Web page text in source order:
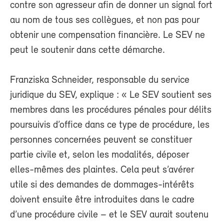
contre son agresseur afin de donner un signal fort
au nom de tous ses collègues, et non pas pour
obtenir une compensation financière. Le SEV ne
peut le soutenir dans cette démarche.
Franziska Schneider, responsable du service
juridique du SEV, explique : « Le SEV soutient ses
membres dans les procédures pénales pour délits
poursuivis d’office dans ce type de procédure, les
personnes concernées peuvent se constituer
partie civile et, selon les modalités, déposer
elles-mêmes des plaintes. Cela peut s’avérer
utile si des demandes de dommages-intérêts
doivent ensuite être introduites dans le cadre
d’une procédure civile – et le SEV aurait soutenu